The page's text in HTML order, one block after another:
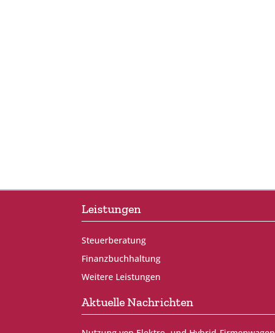
Leistungen
Steuerberatung
Finanzbuchhaltung
Weitere Leistungen
Aktuelle Nachrichten